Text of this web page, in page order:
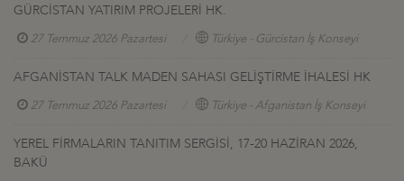
GÜRCİSTAN YATIRIM PROJELERİ HK.
27 Temmuz 2026 Pazartesi Türkiye - Gürcistan İş Konseyi
AFGANİSTAN TALK MADEN SAHASI GELİŞTİRME İHALESİ HK
27 Temmuz 2026 Pazartesi Türkiye - Afganistan İş Konseyi
YEREL FİRMALARIN TANITIM SERGİSİ, 17-20 HAZİRAN 2026,
BAKÜ